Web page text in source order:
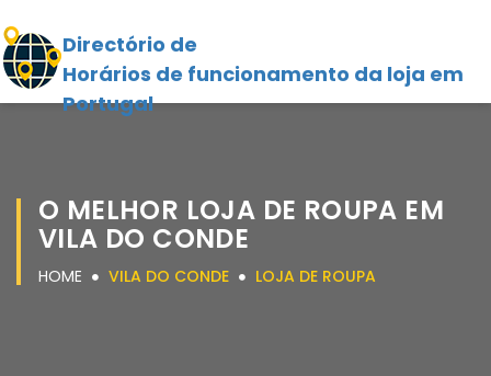
Directório de
Horários de funcionamento da loja em
Portugal
O MELHOR LOJA DE ROUPA EM
VILA DO CONDE
HOME VILA DO CONDE LOJA DE ROUPA